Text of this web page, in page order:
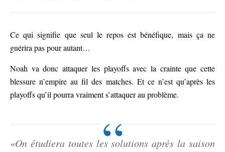
Ce qui signifie que seul le repos est bénéfique, mais ça ne
guérira pas pour autant…
Noah va donc attaquer les playoffs avec la crainte que cette
blessure n’empire au fil des matches. Et ce n’est qu’après les
playoffs qu’il pourra vraiment s’attaquer au problème.
«On étudiera toutes les solutions après la saison